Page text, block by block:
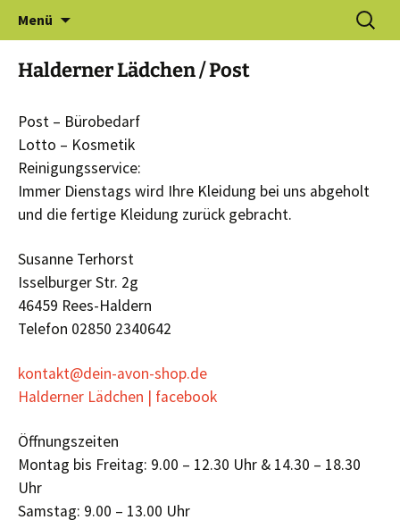
springen
Gewerbeverein Haldern e.V.
Menü
Suchen
nach:
Halderner Lädchen / Post
Post – Bürobedarf
Lotto – Kosmetik
Reinigungsservice:
Immer Dienstags wird Ihre Kleidung bei uns abgeholt
und die fertige Kleidung zurück gebracht.
Susanne Terhorst
Isselburger Str. 2g
46459 Rees-Haldern
Telefon 02850 2340642
kontakt@dein-avon-shop.de
Halderner Lädchen | facebook
Öffnungszeiten
Montag bis Freitag: 9.00 – 12.30 Uhr & 14.30 – 18.30
Uhr
Samstag: 9.00 – 13.00 Uhr